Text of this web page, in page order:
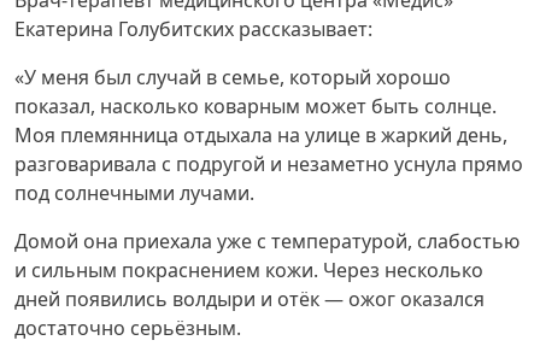
Екатерина Голубитских рассказывает:
«У меня был случай в семье, который хорошо
показал, насколько коварным может быть солнце.
Моя племянница отдыхала на улице в жаркий день,
разговаривала с подругой и незаметно уснула прямо
под солнечными лучами.
Домой она приехала уже с температурой, слабостью
и сильным покраснением кожи. Через несколько
дней появились волдыри и отёк — ожог оказался
достаточно серьёзным.